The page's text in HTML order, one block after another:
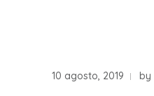
10 agosto, 2019 by